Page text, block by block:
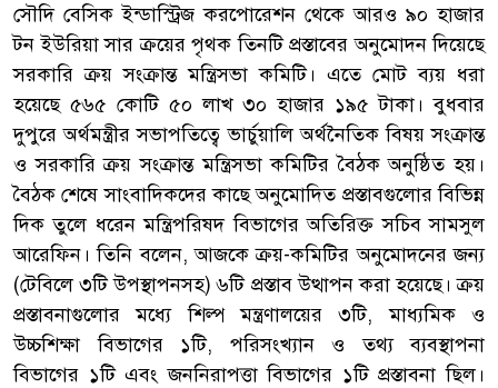
সৌদি বেসিক ইন্ডাস্ট্রিজ করপোরেশন থেকে আরও ৯০ হাজার
টন ইউরিয়া সার ক্রয়ের পৃথক তিনটি প্রস্তাবের অনুমোদন দিয়েছে
সরকারি ক্রয় সংক্রান্ত মন্ত্রিসভা কমিটি। এতে মোট ব্যয় ধরা
হয়েছে ৫৬৫ কোটি ৫০ লাখ ৩০ হাজার ১৯৫ টাকা। বুধবার
দুপুরে অর্থমন্ত্রীর সভাপতিত্বে ভার্চুয়ালি অর্থনৈতিক বিষয় সংক্রান্ত
ও সরকারি ক্রয় সংক্রান্ত মন্ত্রিসভা কমিটির বৈঠক অনুষ্ঠিত হয়।
বৈঠক শেষে সাংবাদিকদের কাছে অনুমোদিত প্রস্তাবগুলোর বিভিন্ন
দিক তুলে ধরেন মন্ত্রিপরিষদ বিভাগের অতিরিক্ত সচিব সামসুল
আরেফিন। তিনি বলেন, আজকে ক্রয়-কমিটির অনুমোদনের জন্য
(টেবিলে ৩টি উপস্থাপনসহ) ৬টি প্রস্তাব উত্থাপন করা হয়েছে। ক্রয়
প্রস্তাবনাগুলোর মধ্যে শিল্প মন্ত্রণালয়ের ৩টি, মাধ্যমিক ও
উচ্চশিক্ষা বিভাগের ১টি, পরিসংখ্যান ও তথ্য ব্যবস্থাপনা
বিভাগের ১টি এবং জননিরাপত্তা বিভাগের ১টি প্রস্তাবনা ছিল।